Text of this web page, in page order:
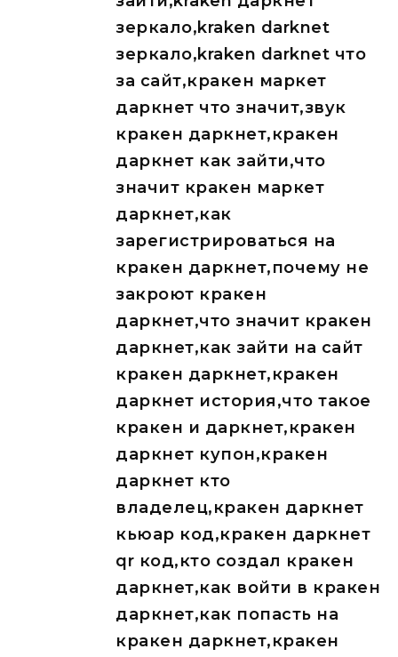
зеркало,kraken darknet
зеркало,kraken darknet что
за сайт,кракен маркет
даркнет что значит,звук
кракен даркнет,кракен
даркнет как зайти,что
значит кракен маркет
даркнет,как
зарегистрироваться на
кракен даркнет,почему не
закроют кракен
даркнет,что значит кракен
даркнет,как зайти на сайт
кракен даркнет,кракен
даркнет история,что такое
кракен и даркнет,кракен
даркнет купон,кракен
даркнет кто
владелец,кракен даркнет
кьюар код,кракен даркнет
qr код,кто создал кракен
даркнет,как войти в кракен
даркнет,как попасть на
кракен даркнет,кракен